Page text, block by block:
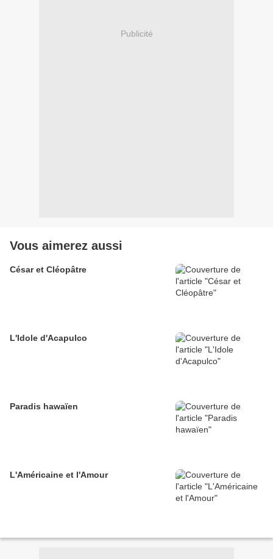
Publicité
Vous aimerez aussi
César et Cléopâtre
L'Idole d'Acapulco
Paradis hawaïen
L'Américaine et l'Amour